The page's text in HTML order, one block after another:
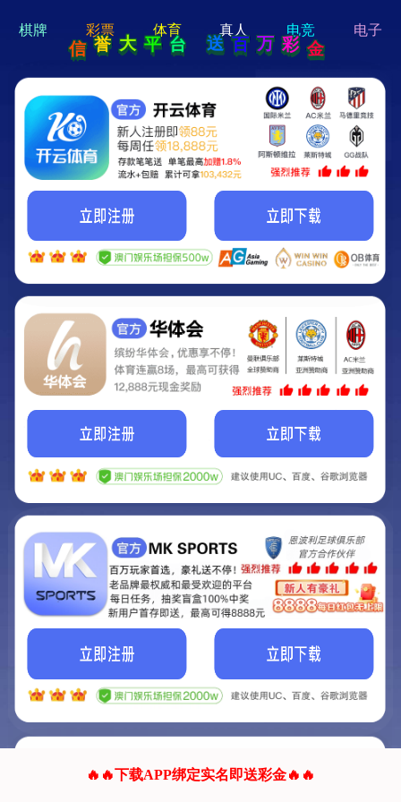
hi 💗
Hey Guys!
我们即将上线啦...
我们的网站正在建设.
它将是非常棒的网站.
联系我们!